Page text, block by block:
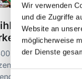
Wir verwenden
und die Zugriffe
Website an
möglicherweise
der Dienste
Einwilligungsauswahl
Turnerinnen und
Schweiz haben am
in Islikon der Hitze